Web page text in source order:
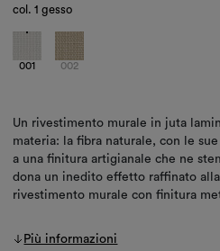
col.1 gesso
001 002
Un rivestimento murale in juta
materia: la fibra naturale, con le
a una finitura artigianale che ne
dona un inedito effetto raffinato
rivestimento murale con finitura
Più informazioni